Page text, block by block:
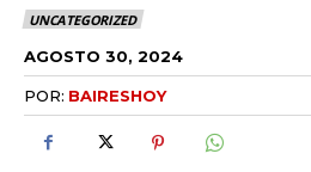
UNCATEGORIZED
AGOSTO 30, 2024
POR: BAIRESHOY